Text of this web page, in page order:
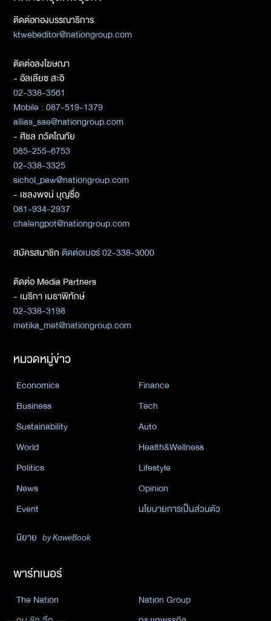
ติดต่อกองบรรณาธิการ
ktwebeditor@nationgroup.com
ติดต่อลงโฆษณา
- อัลเลียซ สะอิ
02-338-3561
Mobile : 087-519-1379
allias_sae@nationgroup.com
- ศิชล ภวัตโณทัย
085-255-6753
02-338-3325
sichol_paw@nationgroup.com
- เชลงพจน์ บุญซื่อ
081-934-2937
chalengpot@nationgroup.com
สมัครสมาชิกติดต่อเบอร์ 02-338-3000
ติดต่อ Media Partners
- เมธิกา เมธาพิทักษ์
02-338-3198
metika_met@nationgroup.com
หมวดหมู่ข่าว
Economics
Finance
Business
Tech
Sustainability
Auto
World
Health&Wellness
Politics
Lifestyle
News
Opinion
Event
นโยบายการเป็นส่วนตัว
นิยาย by KaweBook
พาร์ทเนอร์
The Nation
Nation Group